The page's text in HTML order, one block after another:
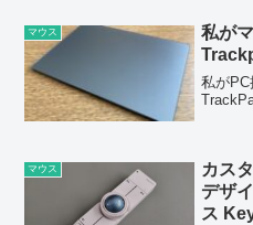
率的に
マウス
私が
私が
マウス
カス
デザ
ス